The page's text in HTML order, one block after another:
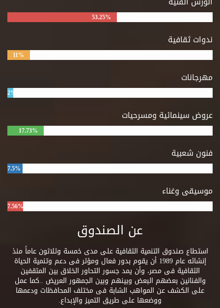
53.25%
ندوات ثقافية
11%
مهرجانات
2%
عروض سينمائية ومسرحيات
17.73%
فنون شعبية
7.5%
موسيقى وغناء
7.56%
عن الصندوق
استطاع صندوق التنمية الثقافية على مدى خمسة وثلاثون عاماً منذ
إنشائه عام 1989 أن يقوم بدور فعال ومؤثر فى دعم وتنمية الحياة
الثقافية فى مصر، وأن يمد جسور التحاور الخلاق بين المثقفين
والفنانين بعضهم البعض وبينهم وبين الجمهور العريض ..كما عمل
على الكشف عن المواهب الشابة فى مختلف المحافظات ودعمها
ووضعها على طريق التميز والإبداع.